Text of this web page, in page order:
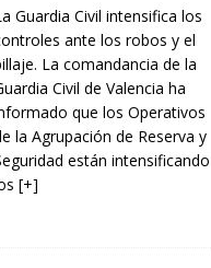
Guardia Civil intensifica los
ante los robos y el
La comandancia de la
Civil de Valencia ha
que los Operativos
la Agrupación de Reserva y
están intensificando
[+]